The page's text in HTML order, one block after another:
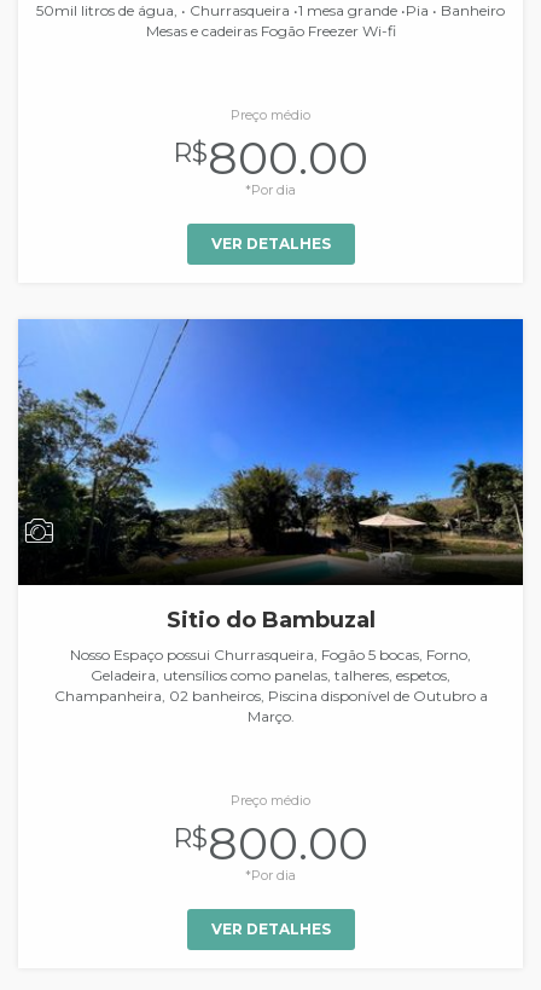
50mil litros de água, • Churrasqueira •1 mesa grande •Pia • Banheiro
Mesas e cadeiras Fogão Freezer Wi-fi
Preço médio
R$800.00
*Por dia
VER DETALHES
Sitio do Bambuzal
Nosso Espaço possui Churrasqueira, Fogão 5 bocas, Forno,
Geladeira, utensílios como panelas, talheres, espetos,
Champanheira, 02 banheiros, Piscina disponível de Outubro a
Março.
Preço médio
R$800.00
*Por dia
VER DETALHES